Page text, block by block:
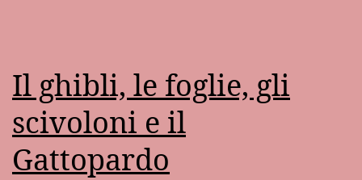
Il ghibli, le foglie, gli
scivoloni e il
Gattopardo